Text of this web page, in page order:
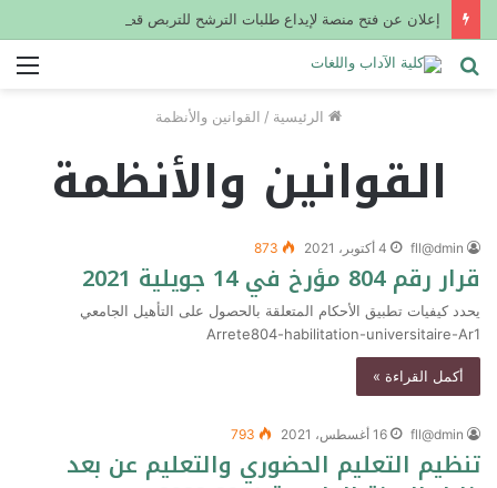
بحث
الرئيسية / القوانين والأنظمة
القوانين والأنظمة
fll@dmin 4 أكتوبر، 2021 873
قرار رقم 804 مؤرخ في 14 جويلية 2021 ‎‎
يحدد كيفيات تطبيق الأحكام المتعلقة بالحصول على التأهيل الجامعي
Arrete804-habilitation-universitaire-Ar1
أكمل القراءة »
fll@dmin 16 أغسطس، 2021 793
تنظيم التعليم الحضوري والتعليم عن بعد